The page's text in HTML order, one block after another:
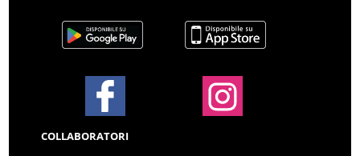
COLLABORATORI